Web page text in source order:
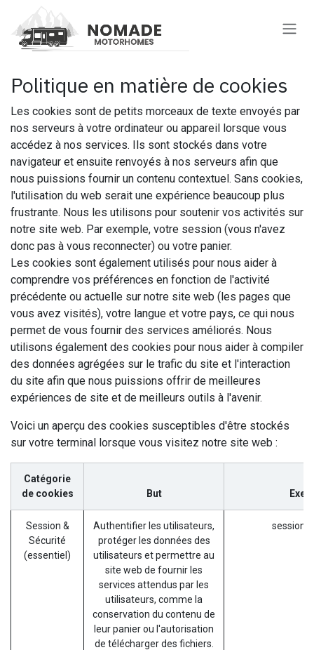
Politique en matière de cookies
Les cookies sont de petits morceaux de texte envoyés par
nos serveurs à votre ordinateur ou appareil lorsque vous
accédez à nos services. Ils sont stockés dans votre
navigateur et ensuite renvoyés à nos serveurs afin que
nous puissions fournir un contenu contextuel. Sans cookies,
l'utilisation du web serait une expérience beaucoup plus
frustrante. Nous les utilisons pour soutenir vos activités sur
notre site web. Par exemple, votre session (vous n'avez
donc pas à vous reconnecter) ou votre panier.
Les cookies sont également utilisés pour nous aider à
comprendre vos préférences en fonction de l'activité
précédente ou actuelle sur notre site web (les pages que
vous avez visités), votre langue et votre pays, ce qui nous
permet de vous fournir des services améliorés. Nous
utilisons également des cookies pour nous aider à compiler
des données agrégées sur le trafic du site et l'interaction
du site afin que nous puissions offrir de meilleures
expériences de site et de meilleurs outils à l'avenir.
Voici un aperçu des cookies susceptibles d'être stockés
sur votre terminal lorsque vous visitez notre site web :
Catégorie
de cookies
But
Session &
Sécurité
(essentiel)
Authentifier les utilisateurs,
protéger les données des
utilisateurs et permettre au
site web de fournir les
services attendus par les
utilisateurs, comme la
conservation du contenu de
leur panier ou l'autorisation
de télécharger des fichiers.